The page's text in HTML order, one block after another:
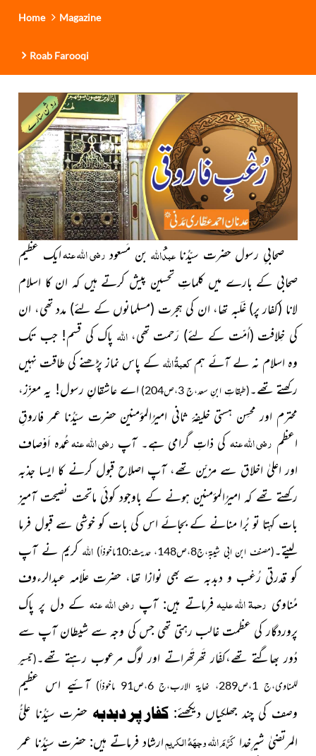
Home Magazine
Roab Farooqi
صحابیِ رسول حضرت سیّدُنا عبداللہبن مَسعود رضی اللہ عنہایک عظیم
صحابی کے بارے میں کلماتِ تحسین پیش کرتے ہیں کہ ان کا اسلام
لانا (کفار پر) غَلَبہ تھا، ان کی ہجرت (مسلمانوں کے لئے) مدد تھی، ان
کی خِلافت (اُمّت کے لئے) رَحمت تھی،اللہ پاک کی قسم! جب تک
وہ اسلام نہ لے آئے ہمکعبۃُاللہکے پاس نماز پڑھنے کی طاقت نہیں
رکھتے تھے۔(طبقاتِ ابنِ سعد،ج 3،ص204)
اے عاشقانِ رسول! یہ معزّز،
محترم اور محسِن ہستی خلیفۂ ثانی امیرُالمؤمنین حضرت سیّدُنا عمر فاروقِ
اعظم رضی اللہ عنہ کی ذاتِ گرامی ہے۔ آپ رضی اللہ عنہعُمدہ اَوْصاف
اور اعلیٰ اخلاق سے مزیّن تھے، آپ اصلاح قبول کرنے کا ایسا جذبہ
رکھتے تھے کہ امیرُالمؤمنین ہونے کے باوجود کوئی ماتحت نصیحت آمیز
بات کہتا تو بُرا منانے کے بجائے اس کی بات کو خوشی سے قبول فرما
لیتے۔(مصنف ابن ابی شیبۃ،ج8،ص148، حدیث:10ماخوذاً) اللہ کریم نے آپ
کو قدرتی رُعْب و دبدبہ سے بھی نوازا تھا، حضرت علّامہ عبدالرءوف
مُناوی رحمۃ اللہ علیہفرماتے ہیں: آپ رضی اللہ عنہکے دل پر پاک
پروردگار کی عظمت غالب رہتی تھی جس کی وجہ سے شیطان آپ سے
دُور بھاگتے تھے،کفّار تَھرتَھراتے اور لوگ مرعوب رہتے تھے۔(تیسیر
للمناوی،ج 1،ص289، نھایۃ الارب،ج 6،ص91 ماخوذاً)
آئیے اس عظیم
وصف کی چند جھلکیاں دیکھئے: کفار پر دبدبہ حضرت سیِّدُنا علیُّ
المرتضیٰ شیرِخدا کَرَّمَ اللہ وجہَہُ الکریمارشاد فرماتے ہیں: حضرت سیِّدُنا عمر